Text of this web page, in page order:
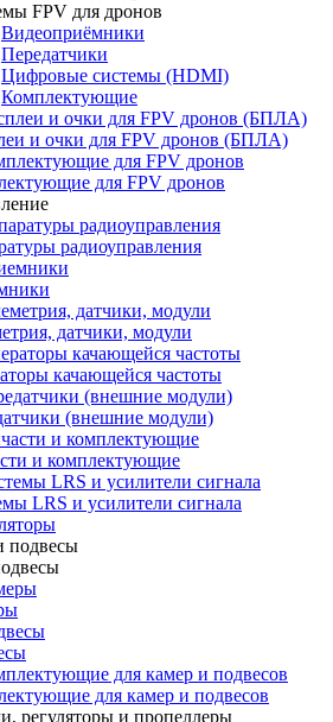
FPV для дронов
Видеоприёмники
Передатчики
Цифровые системы (HDMI)
Комплектующие
и очки для FPV дронов (БПЛА)
для FPV дронов
радиоуправления
датчики, модули
качающейся частоты
(внешние модули)
и комплектующие
LRS и усилители сигнала
для камер и подвесов